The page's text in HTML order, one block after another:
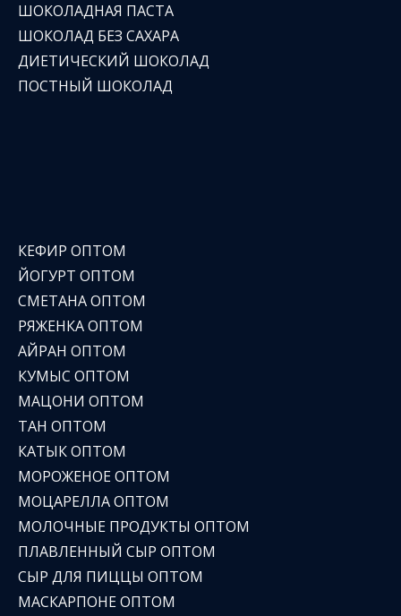
ШОКОЛАДНАЯ ПАСТА
ШОКОЛАД БЕЗ САХАРА
ДИЕТИЧЕСКИЙ ШОКОЛАД
ПОСТНЫЙ ШОКОЛАД
КЕФИР ОПТОМ
ЙОГУРТ ОПТОМ
СМЕТАНА ОПТОМ
РЯЖЕНКА ОПТОМ
АЙРАН ОПТОМ
КУМЫС ОПТОМ
МАЦОНИ ОПТОМ
ТАН ОПТОМ
КАТЫК ОПТОМ
МОРОЖЕНОЕ ОПТОМ
МОЦАРЕЛЛА ОПТОМ
МОЛОЧНЫЕ ПРОДУКТЫ ОПТОМ
ПЛАВЛЕННЫЙ СЫР ОПТОМ
СЫР ДЛЯ ПИЦЦЫ ОПТОМ
МАСКАРПОНЕ ОПТОМ